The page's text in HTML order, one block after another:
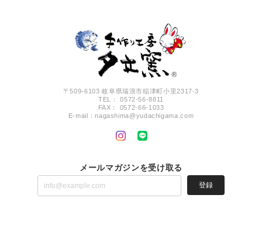
〒509-6103 岐阜県瑞浪市稲津町小里2317-3
TEL： 0572-56-8811
FAX： 0572-66-1033
E-mail：nagashima@yudachigama.com
メールマガジンを受け取る
登録